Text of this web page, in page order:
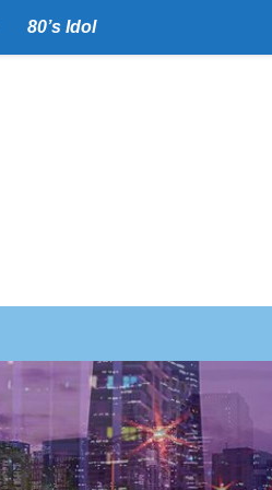
80’s Idol